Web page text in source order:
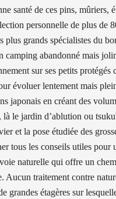
santé de ces pins, mûriers,
personnelle de plus de
plus grands spécialistes du
camping abandonné mais
sur ses petits
évoluer lentement mais
japonais en créant des
là le jardin d’ablution ou
et la pose étudiée des
tous les conseils utiles
naturelle qui offre un
Aucun traitement contre
grandes étagères sur